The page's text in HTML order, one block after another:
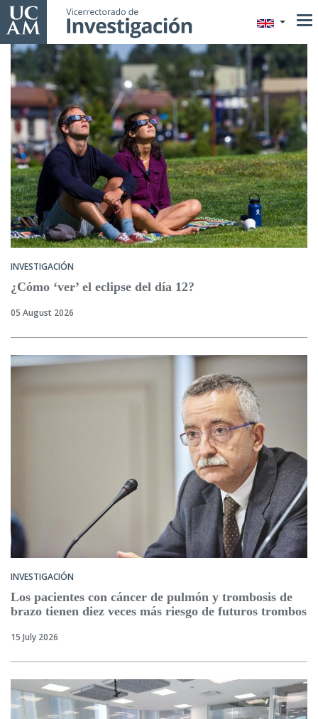
Skip
to
main
content
INVESTIGACIÓN
¿Cómo ‘ver’ el eclipse del día 12?
05 August 2026
INVESTIGACIÓN
Los pacientes con cáncer de pulmón y trombosis de
brazo tienen diez veces más riesgo de futuros trombos
15 July 2026